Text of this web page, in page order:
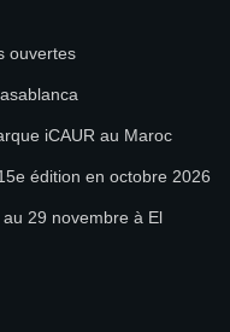
ouvertes
iCAUR au Maroc
édition en octobre 2026
29 novembre à El